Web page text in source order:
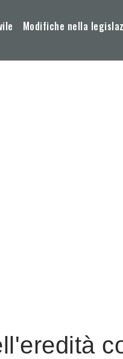
Modifiche nella